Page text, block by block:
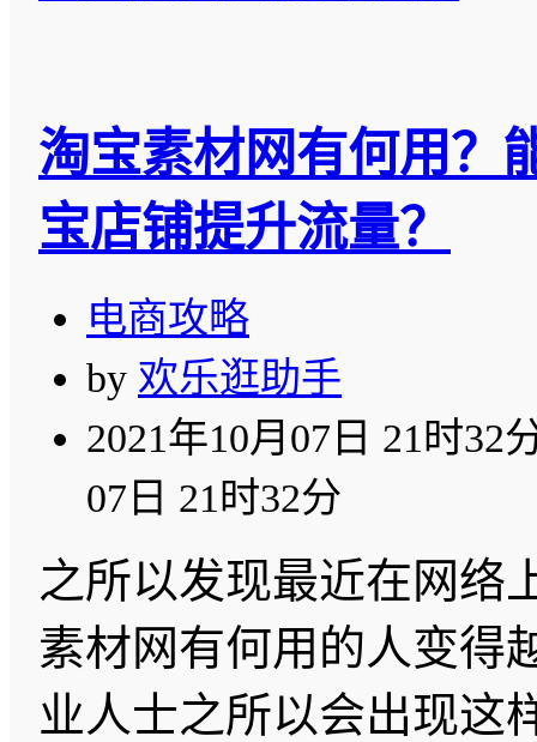
淘宝素材网有何用？
宝店铺提升流量？
电商攻略
by 欢乐逛助手
2021年10月07日 21时32
07日 21时32分
之所以发现最近在网络
素材网有何用的人变得
业人士之所以会出现这